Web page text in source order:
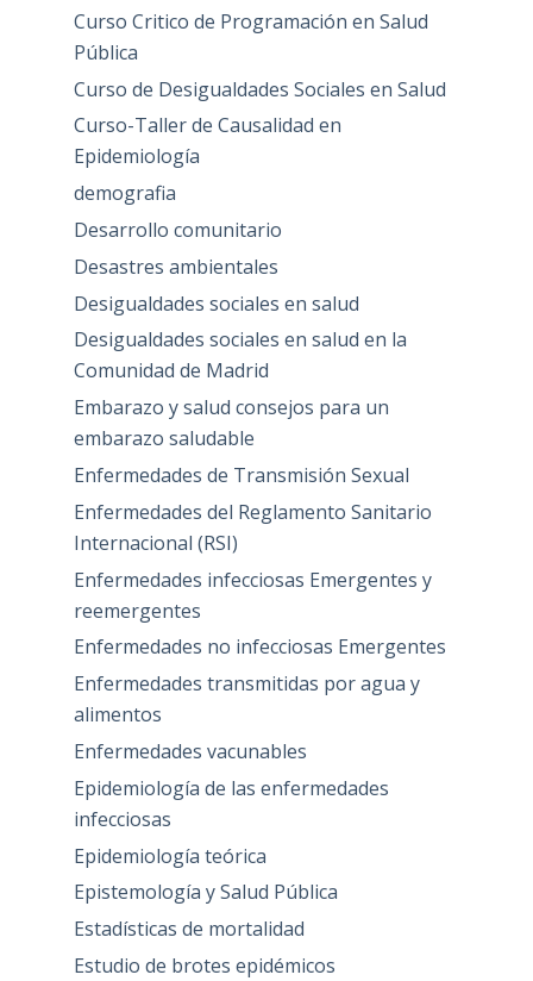
Curso Critico de Programación en Salud
Pública
Curso de Desigualdades Sociales en Salud
Curso-Taller de Causalidad en
Epidemiología
demografia
Desarrollo comunitario
Desastres ambientales
Desigualdades sociales en salud
Desigualdades sociales en salud en la
Comunidad de Madrid
Embarazo y salud consejos para un
embarazo saludable
Enfermedades de Transmisión Sexual
Enfermedades del Reglamento Sanitario
Internacional (RSI)
Enfermedades infecciosas Emergentes y
reemergentes
Enfermedades no infecciosas Emergentes
Enfermedades transmitidas por agua y
alimentos
Enfermedades vacunables
Epidemiología de las enfermedades
infecciosas
Epidemiología teórica
Epistemología y Salud Pública
Estadísticas de mortalidad
Estudio de brotes epidémicos